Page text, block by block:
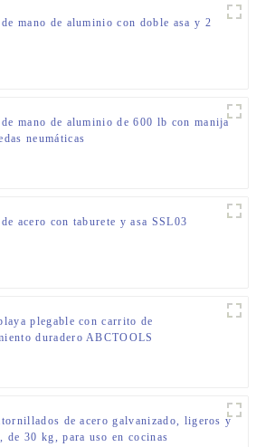
mano de aluminio con doble asa y 2
mano de aluminio de 600 lb con manija
neumáticas
acero con taburete y asa SSL03
plegable con carrito de
duradero ABCTOOLS
de acero galvanizado, ligeros y
de 30 kg, para uso en cocinas